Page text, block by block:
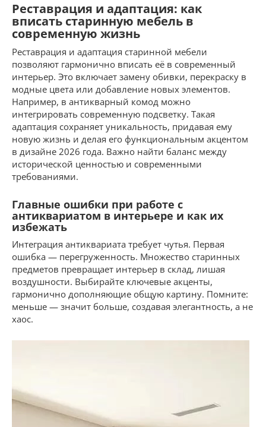
Реставрация и адаптация: как
вписать старинную мебель в
современную жизнь
Реставрация и адаптация старинной мебели
позволяют гармонично вписать её в современный
интерьер. Это включает замену обивки, перекраску в
модные цвета или добавление новых элементов.
Например, в антикварный комод можно
интегрировать современную подсветку. Такая
адаптация сохраняет уникальность, придавая ему
новую жизнь и делая его функциональным акцентом
в дизайне 2026 года. Важно найти баланс между
исторической ценностью и современными
требованиями.
Главные ошибки при работе с
антиквариатом в интерьере и как их
избежать
Интеграция антиквариата требует чутья. Первая
ошибка — перегруженность. Множество старинных
предметов превращает интерьер в склад, лишая
воздушности. Выбирайте ключевые акценты,
гармонично дополняющие общую картину. Помните:
меньше — значит больше, создавая элегантность, а не
хаос.